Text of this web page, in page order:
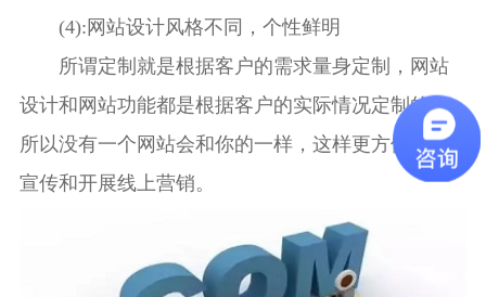
(4):网站设计风格不同，个性鲜明
所谓定制就是根据客户的需求量身定制，网站
设计和网站功能都是根据客户的实际情况定制的，
所以没有一个网站会和你的一样，这样更方便企业
宣传和开展线上营销。